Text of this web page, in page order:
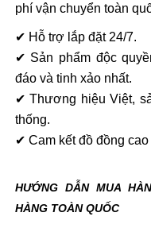
phí vận chuyển toàn
✔ Hỗ trợ lắp đặt 24/7.
✔ Sản phẩm độc
đáo và tinh xảo nhất.
✔ Thương hiệu Việt,
thống.
✔ Cam kết đồ đồng
HƯỚNG DẪN MUA
HÀNG TOÀN QUỐC